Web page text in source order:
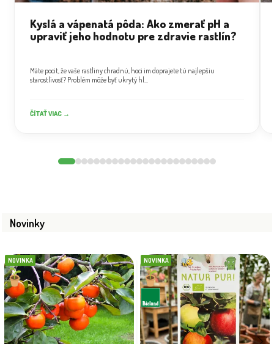
Kyslá a vápenatá pôda: Ako zmerať pH a
upraviť jeho hodnotu pre zdravie rastlín?
Máte pocit, že vaše rastliny chradnú, hoci im doprajete tú najlepšiu
starostlivosť? Problém môže byť ukrytý hl...
ČÍTAŤ VIAC →
Novinky
NOVINKA NOVINKA